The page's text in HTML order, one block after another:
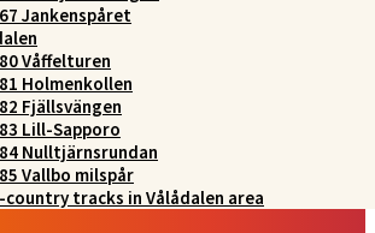
Jankenspåret
Våffelturen
Holmenkollen
Fjällsvängen
Lill-Sapporo
Nulltjärnsrundan
Vallbo milspår
country tracks in Vålådalen area